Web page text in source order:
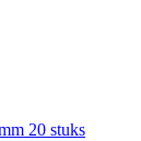
20 stuks